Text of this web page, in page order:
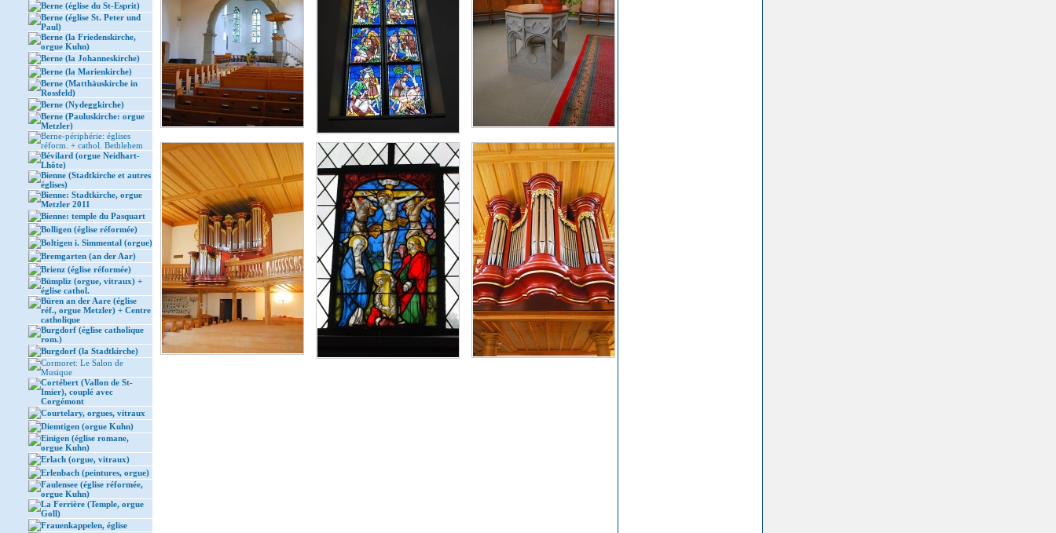
Berne (église du St-Esprit)
Berne (église St. Peter und
Paul)
Berne (la Friedenskirche,
orgue Kuhn)
Berne (la Johanneskirche)
Berne (la Marienkirche)
Berne (Matthäuskirche in
Rossfeld)
Berne (Nydeggkirche)
Berne (Pauluskirche: orgue
Metzler)
Berne-périphérie: églises
réform. + cathol. Bethlehem
Bévilard (orgue Neidhart-
Lhôte)
Bienne (Stadtkirche et autres
églises)
Bienne: Stadtkirche, orgue
Metzler 2011
Bienne: temple du Pasquart
Bolligen (église réformée)
Boltigen i. Simmental (orgue)
Bremgarten (an der Aar)
Brienz (église réformée)
Bümpliz (orgue, vitraux) +
église cathol.
Büren an der Aare (église
réf., orgue Metzler) + Centre
catholique
Burgdorf (église catholique
rom.)
Burgdorf (la Stadtkirche)
Cormoret: Le Salon de
Musique
Cortébert (Vallon de St-
Imier), couplé avec
Corgémont
Courtelary, orgues, vitraux
Diemtigen (orgue Kuhn)
Einigen (église romane,
orgue Kuhn)
Erlach (orgue, vitraux)
Erlenbach (peintures, orgue)
Faulensee (église réformée,
orgue Kuhn)
La Ferrière (Temple, orgue
Goll)
Frauenkappelen, église